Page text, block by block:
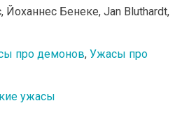
Йоханнес Бенеке, Jan Bluthardt,
про демонов, Ужасы про
ужасы